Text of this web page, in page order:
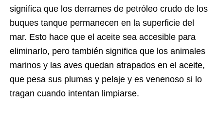
significa que los derrames de petróleo crudo de los
buques tanque permanecen en la superficie del
mar. Esto hace que el aceite sea accesible para
eliminarlo, pero también significa que los animales
marinos y las aves quedan atrapados en el aceite,
que pesa sus plumas y pelaje y es venenoso si lo
tragan cuando intentan limpiarse.